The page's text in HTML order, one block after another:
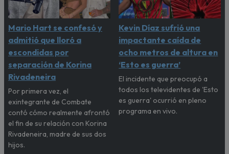
Mario Hart se confesó y
admitió que lloró a
escondidas por
separación de Korina
Rivadeneira
Por primera vez, el
exintegrante de Combate
contó cómo realmente afrontó
el fin de su relación con Korina
Rivadeneira, madre de sus dos
hijos.
Kevin Díaz sufrió una
impactante caída de
ocho metros de altura en
‘Esto es guerra’
El incidente que preocupó a
todos los televidentes de 'Esto
es guerra' ocurrió en pleno
programa en vivo.